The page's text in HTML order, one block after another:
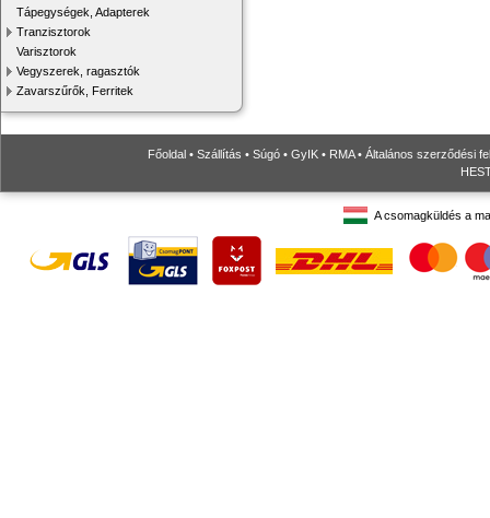
Tápegységek, Adapterek
Tranzisztorok
Varisztorok
Vegyszerek, ragasztók
Zavarszűrők, Ferritek
Főoldal • Szállítás • Súgó • GyIK • RMA• Általános szerződési
A csomagküldés a